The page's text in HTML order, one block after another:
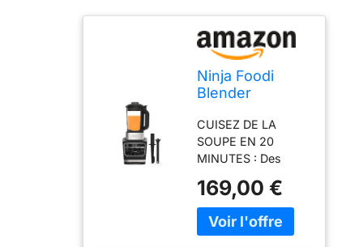
Ninja Foodi
Blender
1000W,
Capacité 1,7L, 10
Programmes
HB150EU
CUISEZ DE LA
SOUPE EN 20
MINUTES : Des
table en quelques
minutes. En
mélangeant et
169,00 €